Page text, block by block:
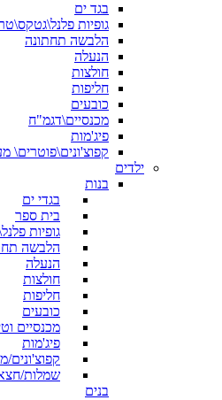
בגד ים
גופיות
הלבשה תחתונה
הנעלה
חולצות
חליפות
כובעים
מכנסיים\דגמ"ח
פיג'מות
קפוצ'ונים\פוטרים\
ילדים
בנות
בגדי ים
בית ספר
גופיות
הלבשה
הנעלה
חולצות
חליפות
כובעים
מכנסיים
פיג'מות
קפוצ'ונים/
שמלות/
בנים